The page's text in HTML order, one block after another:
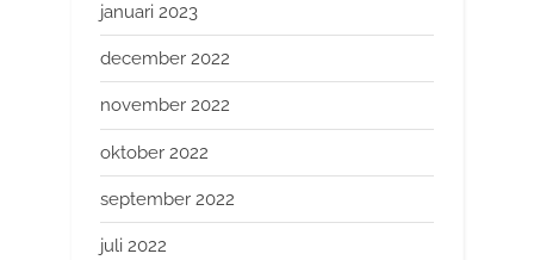
januari 2023
december 2022
november 2022
oktober 2022
september 2022
juli 2022